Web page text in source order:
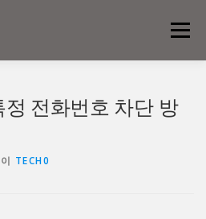
메뉴
전화번호 차단 방
TECH0